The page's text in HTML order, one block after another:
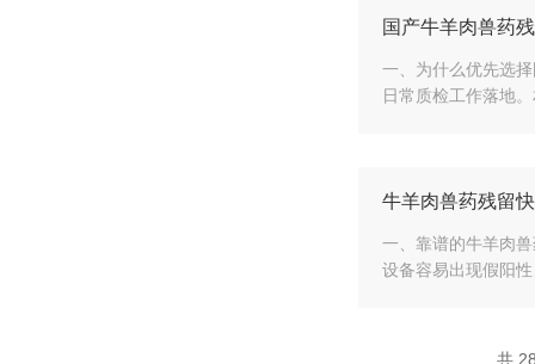
国产牛羊肉兽药
一、为什么优先选
日常质检工作落地
牛羊肉兽药残留
一、靠谱的牛羊肉
设备容易出现假阳
共